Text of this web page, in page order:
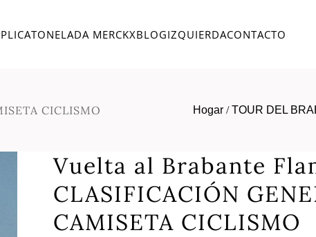
TONELADA MERCKXBLOGIZQUIERDACONTACTO
CICLISMO Hogar /TOUR DEL
Vuelta al Brabante
CLASIFICACIÓN
CAMISETA CICLISMO